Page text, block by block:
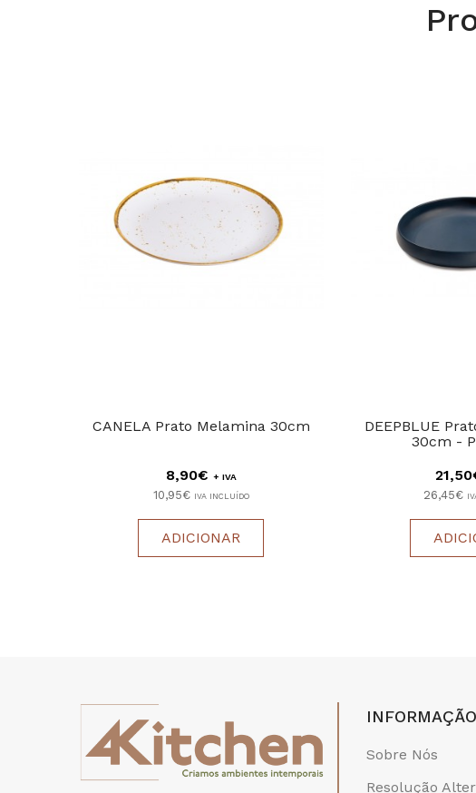
CANELA Prato Melamina 30cm
8,90€ + IVA
10,95€ IVA INCLUÍDO
ADICIONAR
DEEPBLUE
30cm -
26,45€
INFORMAÇÃO
Sobre Nós
Resolução